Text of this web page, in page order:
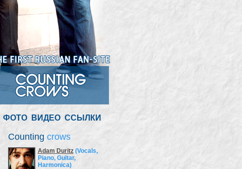
ФОТО ВИДЕО ССЫЛКИ
Counting crows
Adam Duritz (Vocals,
Piano, Guitar,
Harmonica)